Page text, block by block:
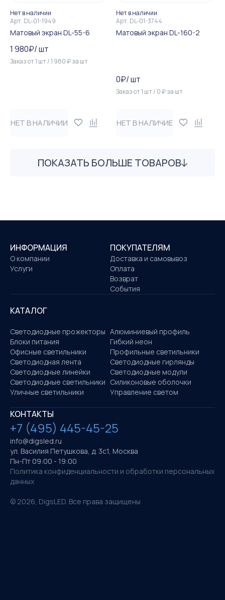
Нет в наличии
Арт. DL-01-1949
Матовый экран DL-55-6
1 980₽/шт
Заказ от1 шт/1 980 ₽за шт
НЕТ В НАЛИЧИИ
Нет в наличии
Арт. DL-01-3744
Матовый экран DL-160-2
0₽/шт
Заказ от1 шт/ 0 ₽за шт
НЕТ В НАЛИЧИЕ
ПОКАЗАТЬ БОЛЬШЕ ТОВАРОВ
ИНФОРМАЦИЯ
О компании
Услуги
ПОКУПАТЕЛЯМ
Доставка и самовывоз
Оплата
Возврат
События
КАТАЛОГ
Светодиодные прожекторы Алюминиевый профиль
Блоки питания
Гибкий неон
Офисные светильники
Профильные светильники
Светодиодная лента
Светодиодные гирлянды
Светодиодные линейки
Светодиодные модули
Светодиодные светильники Силиконовые оболочки
Уличные светильники
Управление светом
КОНТАКТЫ
+7 (495) 445-45-25
info@digsled.ru
ул. Василия Петушкова, д. 3с1, Москва
Пн-Пт 09:00 - 19:00
Политика конфиденциальности и обработки персональных
данных
© 2026, DigsLED. Все права защищены